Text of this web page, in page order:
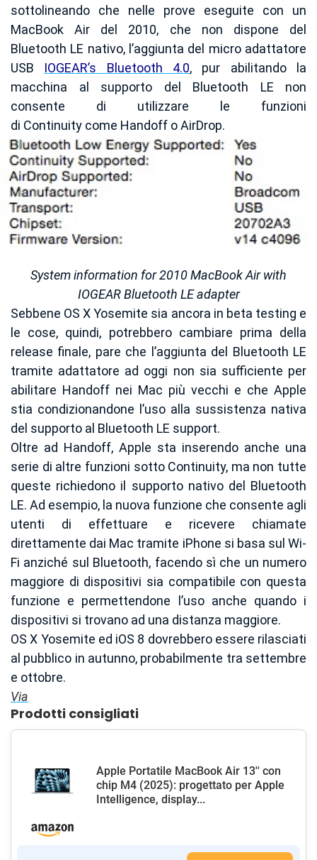
sottolineando che nelle prove eseguite con un
MacBook Air del 2010, che non dispone del
Bluetooth LE nativo, l’aggiunta del micro adattatore
USB IOGEAR’s Bluetooth 4.0, pur abilitando la
macchina al supporto del Bluetooth LE non
consente di utilizzare le funzioni
di Continuity come Handoff o AirDrop.
System information for 2010 MacBook Air with
IOGEAR Bluetooth LE adapter
Sebbene OS X Yosemite sia ancora in beta testing e
le cose, quindi, potrebbero cambiare prima della
release finale, pare che l’aggiunta del Bluetooth LE
tramite adattatore ad oggi non sia sufficiente per
abilitare Handoff nei Mac più vecchi e che Apple
stia condizionandone l’uso alla sussistenza nativa
del supporto al Bluetooth LE support.
Oltre ad Handoff, Apple sta inserendo anche una
serie di altre funzioni sotto Continuity, ma non tutte
queste richiedono il supporto nativo del Bluetooth
LE. Ad esempio, la nuova funzione che consente agli
utenti di effettuare e ricevere chiamate
direttamente dai Mac tramite iPhone si basa sul Wi-
Fi anziché sul Bluetooth, facendo sì che un numero
maggiore di dispositivi sia compatibile con questa
funzione e permettendone l’uso anche quando i
dispositivi si trovano ad una distanza maggiore.
OS X Yosemite ed iOS 8 dovrebbero essere rilasciati
al pubblico in autunno, probabilmente tra settembre
e ottobre.
Via
Prodotti consigliati
Apple Portatile MacBook Air 13'' con
chip M4 (2025): progettato per Apple
Intelligence, display...